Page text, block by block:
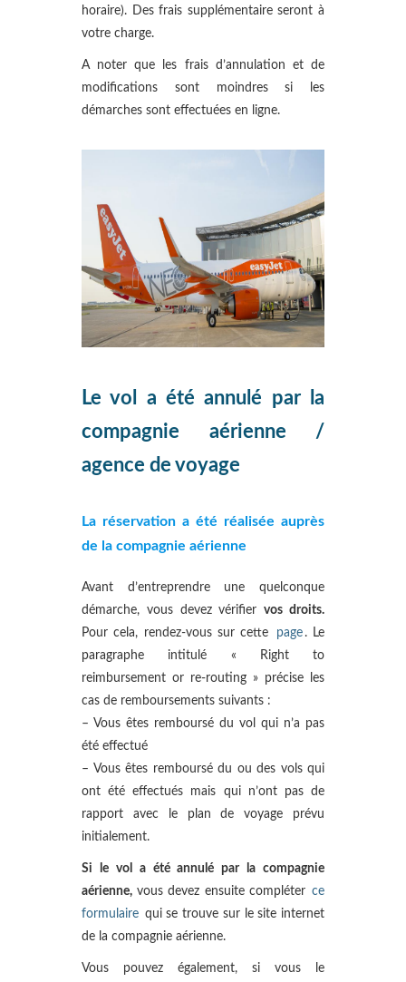
horaire). Des frais supplémentaire seront à
votre charge.
A noter que les frais d’annulation et de
modifications sont moindres si les
démarches sont effectuées en ligne.
Le vol a été annulé par la
compagnie aérienne /
agence de voyage
La réservation a été réalisée auprès
de la compagnie aérienne
Avant d’entreprendre une quelconque
démarche, vous devez vérifiervos droits.
Pour cela, rendez-vous sur cette
page . Le
paragraphe intitulé « Right to
reimbursement or re-routing » précise les
cas de remboursements suivants :
– Vous êtes remboursé du vol qui n’a pas
été effectué
– Vous êtes remboursé du ou des vols qui
ont été effectués mais qui n’ont pas de
rapport avec le plan de voyage prévu
initialement.
Si le vol a été annulé par la compagnie
aérienne, vous devez ensuite compléter ce
formulaire qui se trouve sur le site internet
de la compagnie aérienne.
Vous pouvez également, si vous le